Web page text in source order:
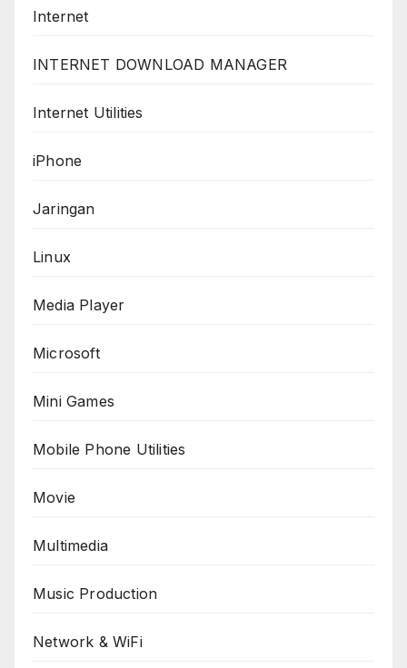
Internet
INTERNET DOWNLOAD MANAGER
Internet Utilities
iPhone
Jaringan
Linux
Media Player
Microsoft
Mini Games
Mobile Phone Utilities
Movie
Multimedia
Music Production
Network & WiFi